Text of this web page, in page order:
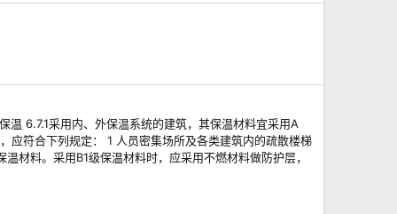
6.7.1采用内、外保温系统的建筑，其保温材料宜采用A
应符合下列规定： 1 人员密集场所及各类建筑内的疏散楼梯
材料。采用B1级保温材料时，应采用不燃材料做防护层，